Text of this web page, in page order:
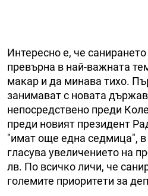
Интересно е, че
превърна в най-важната
макар и да минава тихо.
занимават с новата
непосредствено преди
преди новият президент
"имат още една седмица", в
гласува увеличението на
лв. По всичко личи, че
големите приоритети за